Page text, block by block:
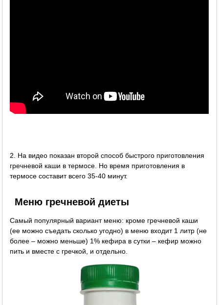
2. На видео показан второй способ быстрого приготовления
гречневой каши в термосе. Но время приготовления в
термосе составит всего 35-40 минут.
Меню гречневой диеты
Самый популярный вариант меню: кроме гречневой каши
(ее можно съедать сколько угодно) в меню входит 1 литр (не
более – можно меньше) 1% кефира в сутки – кефир можно
пить и вместе с гречкой, и отдельно.